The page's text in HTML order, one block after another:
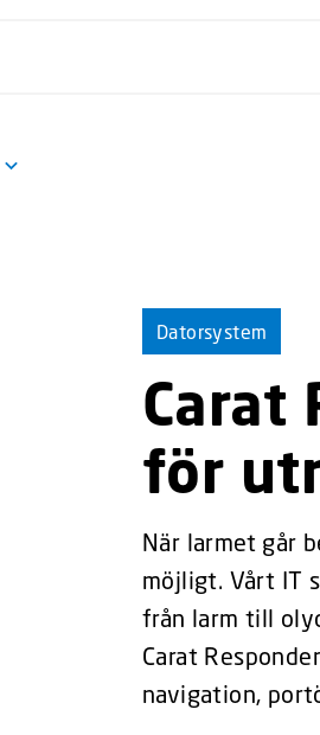
Datorsystem
Carat
för
När larmet går
möjligt. Vårt IT
från larm till
Carat
navigation,